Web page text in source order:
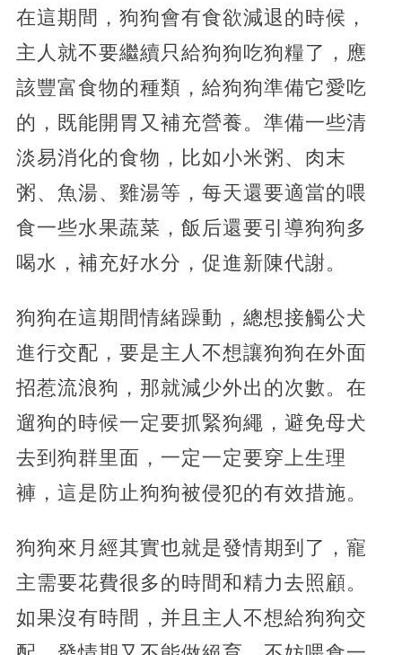
在這期間，狗狗會有食欲減退的時候，
主人就不要繼續只給狗狗吃狗糧了，應
該豐富食物的種類，給狗狗準備它愛吃
的，既能開胃又補充營養。準備一些清
淡易消化的食物，比如小米粥、肉末
粥、魚湯、雞湯等，每天還要適當的喂
食一些水果蔬菜，飯后還要引導狗狗多
喝水，補充好水分，促進新陳代謝。
狗狗在這期間情緒躁動，總想接觸公犬
進行交配，要是主人不想讓狗狗在外面
招惹流浪狗，那就減少外出的次數。在
遛狗的時候一定要抓緊狗繩，避免母犬
去到狗群里面，一定一定要穿上生理
褲，這是防止狗狗被侵犯的有效措施。
狗狗來月經其實也就是發情期到了，寵
主需要花費很多的時間和精力去照顧。
如果沒有時間，并且主人不想給狗狗交